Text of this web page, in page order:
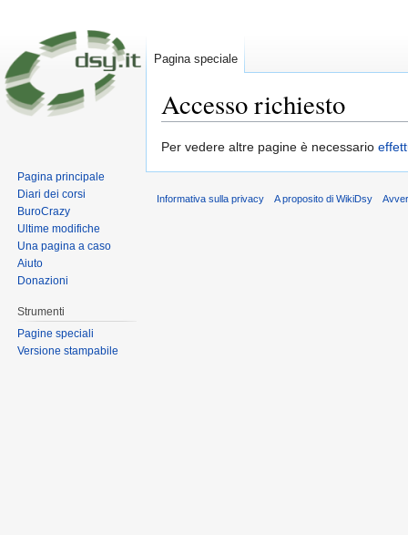
Accesso richiesto
Per vedere altre pagine è necessario
Pagina speciale
Pagina principale
Diari dei corsi
BuroCrazy
Ultime modifiche
Una pagina a caso
Aiuto
Donazioni
Strumenti
Pagine speciali
Versione stampabile
Informativa sulla privacy A proposito di WikiDsy